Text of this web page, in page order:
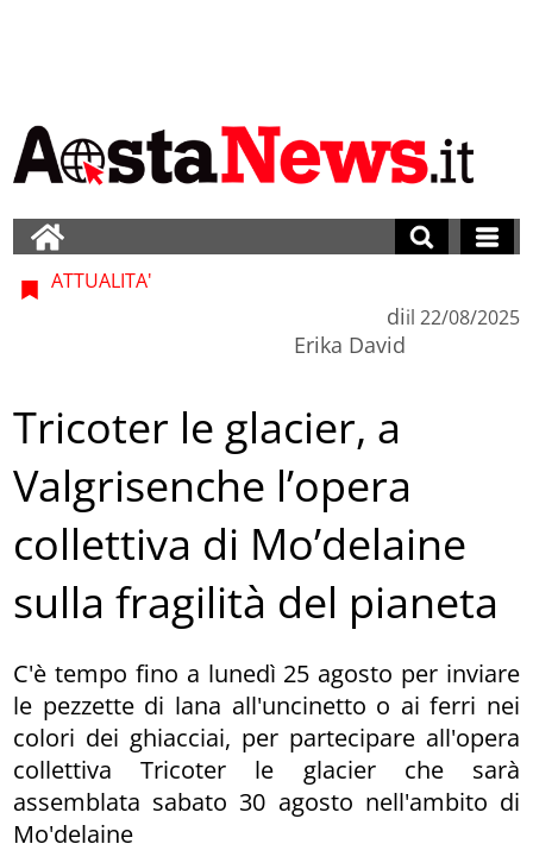
ATTUALITA'
di
Erika David
il 22/08/2025
Tricoter le glacier, a
Valgrisenche l’opera
collettiva di Mo’delaine
sulla fragilità del pianeta
C'è tempo fino a lunedì 25 agosto per inviare
le pezzette di lana all'uncinetto o ai ferri nei
colori dei ghiacciai, per partecipare all'opera
collettiva Tricoter le glacier che sarà
assemblata sabato 30 agosto nell'ambito di
Mo'delaine